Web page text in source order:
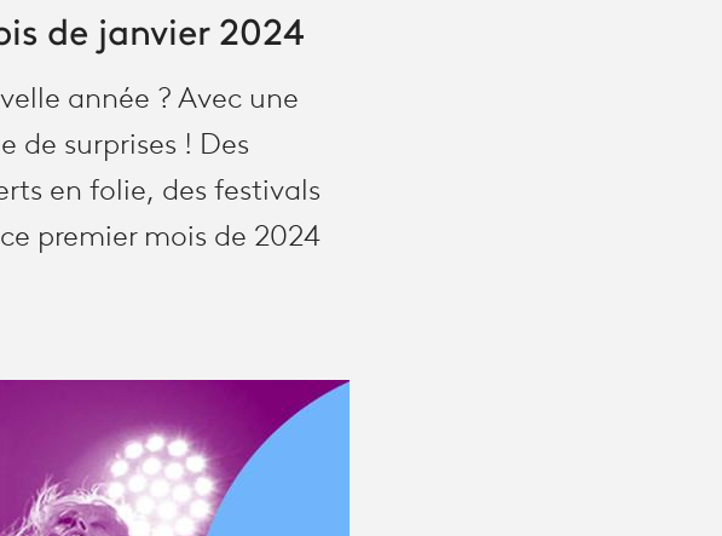
de janvier 2024
année ? Avec une
de surprises ! Des
en folie, des festivals
premier mois de 2024